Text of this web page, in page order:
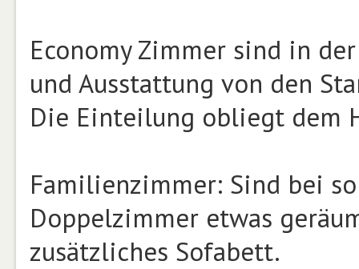
Economy Zimmer sind in
und Ausstattung von den
Die Einteilung obliegt dem
Familienzimmer: Sind bei
Doppelzimmer etwas
zusätzliches Sofabett.